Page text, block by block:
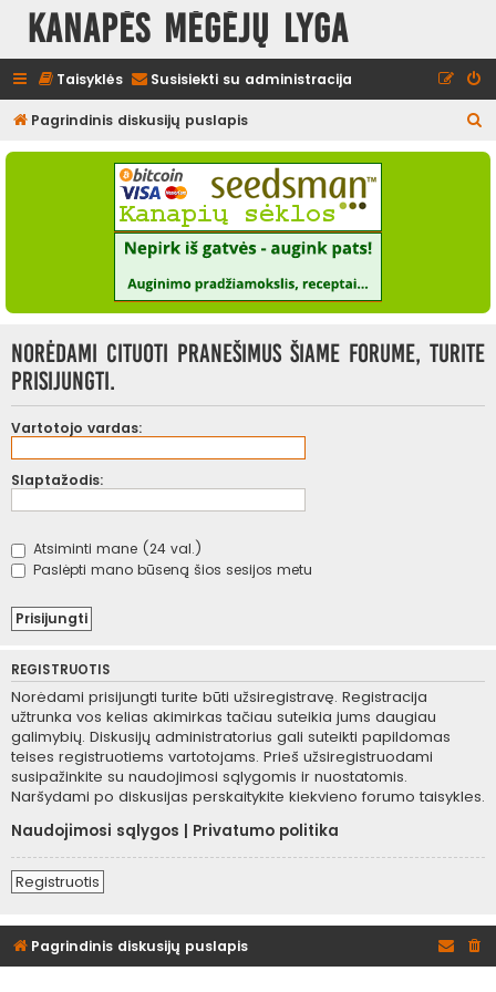
Kanapės mėgėjų lyga
Taisyklės Susisiekti su administracija
Pagrindinis diskusijų puslapis
e
Norėdami cituoti pranešimus šiame forume, turite
prisijungti.
Vartotojo vardas:
Slaptažodis:
Atsiminti mane (24 val.)
Paslėpti mano būseną šios sesijos metu
REGISTRUOTIS
Norėdami prisijungti turite būti užsiregistravę. Registracija
užtrunka vos kelias akimirkas tačiau suteikia jums daugiau
galimybių. Diskusijų administratorius gali suteikti papildomas
teises registruotiems vartotojams. Prieš užsiregistruodami
susipažinkite su naudojimosi sąlygomis ir nuostatomis.
Naršydami po diskusijas perskaitykite kiekvieno forumo taisykles.
Naudojimosi sąlygos
Privatumo politika
Registruotis
Pagrindinis diskusijų puslapis